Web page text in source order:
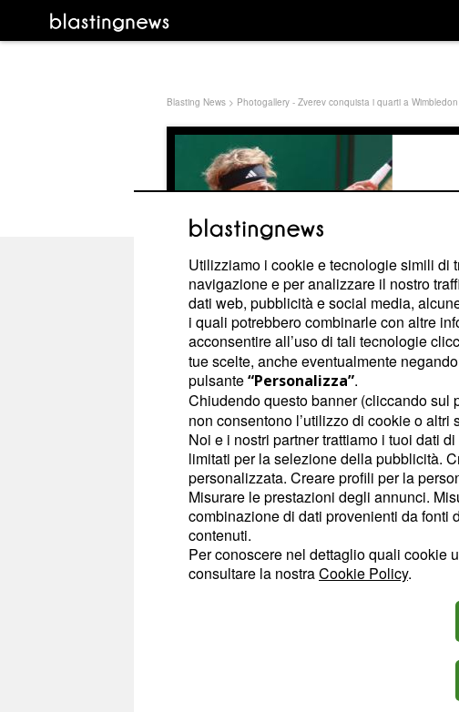
Blasting News > Photogallery - Zverev conquista i quarti a
Photogallery - Zverev
per la prima volta in
commenti
Utilizziamo i cookie e tecnologie simili di
navigazione e per analizzare il nostro
dati web, pubblicità e social media,
i quali potrebbero combinarle con altre
acconsentire all’uso di tali tecnologie
tue scelte, anche eventualmente
pulsante“Personalizza”.
Chiudendo questo banner (cliccando sul
non consentono l’utilizzo di cookie o
Noi e i nostri partner trattiamo i tuoi dati
limitati per la selezione della pubblicità.
personalizzata. Creare profili per la
Misurare le prestazioni degli annunci.
combinazione di dati provenienti da fonti
contenuti.
Per conoscere nel dettaglio quali cookie
consultare la nostraCookie Policy.